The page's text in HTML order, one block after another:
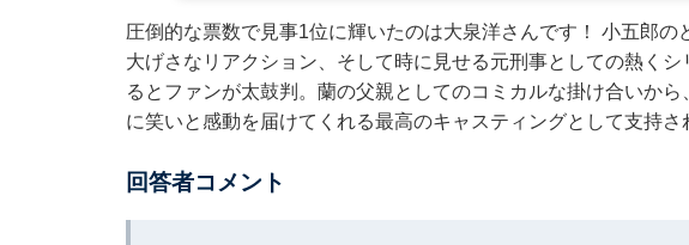
圧倒的な票数で見事1位に輝いたのは大泉洋さんです！ 小五郎の
大げさなリアクション、そして時に見せる元刑事としての熱く
るとファンが太鼓判。蘭の父親としてのコミカルな掛け合いか
に笑いと感動を届けてくれる最高のキャスティングとして支持さ
回答者コメント